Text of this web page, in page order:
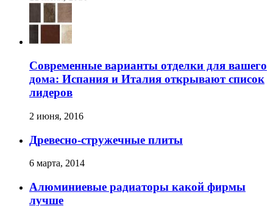
Современные варианты отделки для вашего
дома: Испания и Италия открывают список
лидеров
2 июня, 2016
Древесно-стружечные плиты
6 марта, 2014
Алюминиевые радиаторы какой фирмы
лучше